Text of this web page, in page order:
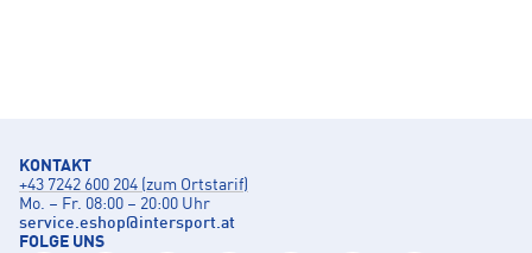
KONTAKT
+43 7242 600 204 (zum Ortstarif)
Mo. – Fr. 08:00 – 20:00 Uhr
service.eshop@intersport.at
FOLGE UNS